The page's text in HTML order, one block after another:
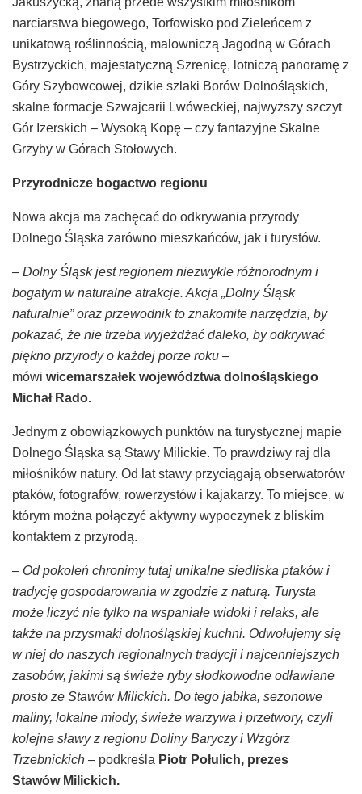
narciarstwa biegowego, Torfowisko pod Zieleńcem z
unikatową roślinnością, malowniczą Jagodną w Górach
Bystrzyckich, majestatyczną Szrenicę, lotniczą panoramę z
Góry Szybowcowej, dzikie szlaki Borów Dolnośląskich,
skalne formacje Szwajcarii Lwóweckiej, najwyższy szczyt
Gór Izerskich – Wysoką Kopę – czy fantazyjne Skalne
Grzyby w Górach Stołowych.
Przyrodnicze bogactwo regionu
Nowa akcja ma zachęcać do odkrywania przyrody
Dolnego Śląska zarówno mieszkańców, jak i turystów.
– Dolny Śląsk jest regionem niezwykle różnorodnym i
bogatym w naturalne atrakcje. Akcja „Dolny Śląsk
naturalnie” oraz przewodnik to znakomite narzędzia, by
pokazać, że nie trzeba wyjeżdżać daleko, by odkrywać
piękno przyrody o każdej porze roku –
mówi wicemarszałek województwa dolnośląskiego
Michał Rado.
Jednym z obowiązkowych punktów na turystycznej mapie
Dolnego Śląska są Stawy Milickie. To prawdziwy raj dla
miłośników natury. Od lat stawy przyciągają obserwatorów
ptaków, fotografów, rowerzystów i kajakarzy. To miejsce, w
którym można połączyć aktywny wypoczynek z bliskim
kontaktem z przyrodą.
– Od pokoleń chronimy tutaj unikalne siedliska ptaków i
tradycję gospodarowania w zgodzie z naturą. Turysta
może liczyć nie tylko na wspaniałe widoki i relaks, ale
także na przysmaki dolnośląskiej kuchni. Odwołujemy się
w niej do naszych regionalnych tradycji i najcenniejszych
zasobów, jakimi są świeże ryby słodkowodne odławiane
prosto ze Stawów Milickich. Do tego jabłka, sezonowe
maliny, lokalne miody, świeże warzywa i przetwory, czyli
kolejne sławy z regionu Doliny Baryczy i Wzgórz
Trzebnickich – podkreśla Piotr Połulich, prezes
Stawów Milickich.